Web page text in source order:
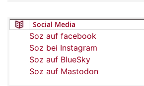
Social Media
Soz auf facebook
Soz bei Instagram
Soz auf BlueSky
Soz auf Mastodon